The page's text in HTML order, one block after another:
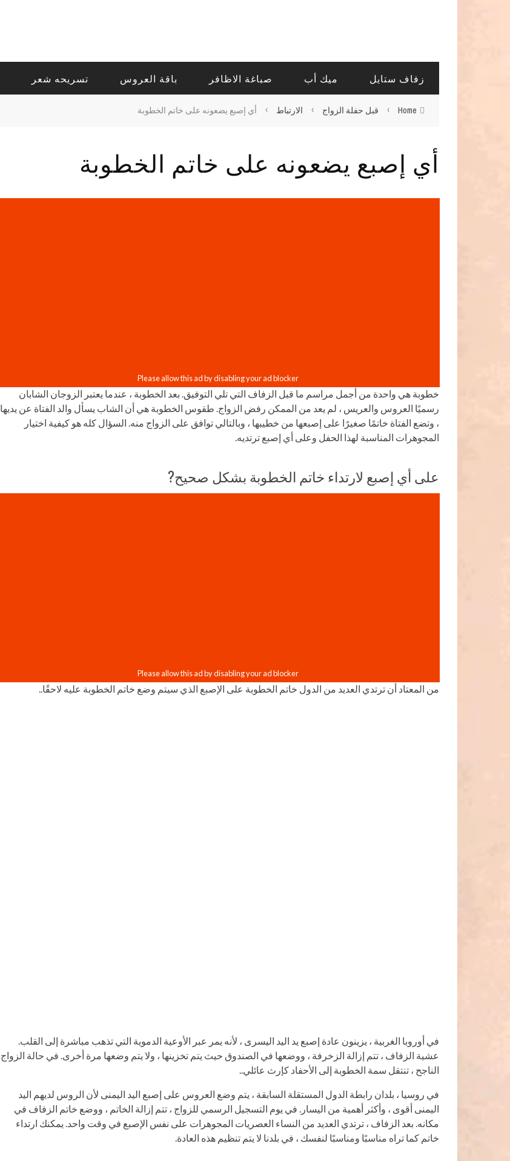
زفاف ستايل ميك أب صباغة الاظافر باقة العروس تسريحه شعر
Home
› قبل حفلة الزواج › الارتباط › أي إصبع يضعونه على خاتم الخطوبة
أي إصبع يضعونه على خاتم الخطوبة
خطوبة هي واحدة من أجمل مراسم ما قبل الزفاف التي تلي التوفيق. بعد الخطوبة ، عندما يعتبر الزوجان الشابان
رسميًا العروس والعريس ، لم يعد من الممكن رفض الزواج. طقوس الخطوبة هي أن الشاب يسأل والد الفتاة عن يديها
، وتضع الفتاة خاتمًا صغيرًا على إصبعها من خطيبها ، وبالتالي توافق على الزواج منه. السؤال كله هو كيفية اختيار
المجوهرات المناسبة لهذا الحفل وعلى أي إصبع ترتديه.
على أي إصبع لارتداء خاتم الخطوبة بشكل صحيح?
من المعتاد أن ترتدي العديد من الدول خاتم الخطوبة على الإصبع الذي سيتم وضع خاتم الخطوبة عليه لاحقًا..
في أوروبا الغربية ، يزينون عادة إصبع يد اليد اليسرى ، لأنه يمر عبر الأوعية الدموية التي تذهب مباشرة إلى القلب.
عشية الزفاف ، تتم إزالة الزخرفة ، ووضعها في الصندوق حيث يتم تخزينها ، ولا يتم وضعها مرة أخرى. في حالة الزواج
الناجح ، تنتقل سمة الخطوبة إلى الأحفاد كإرث عائلي..
في روسيا ، بلدان رابطة الدول المستقلة السابقة ، يتم وضع العروس على إصبع اليد اليمنى لأن الروس لديهم اليد
اليمنى أقوى ، وأكثر أهمية من اليسار. في يوم التسجيل الرسمي للزواج ، تتم إزالة الخاتم ، ووضع خاتم الزفاف في
مكانه. بعد الزفاف ، ترتدي العديد من النساء العصريات المجوهرات على نفس الإصبع في وقت واحد. يمكنك ارتداء
خاتم كما تراه مناسبًا ومناسبًا لنفسك ، في بلدنا لا يتم تنظيم هذه العادة.